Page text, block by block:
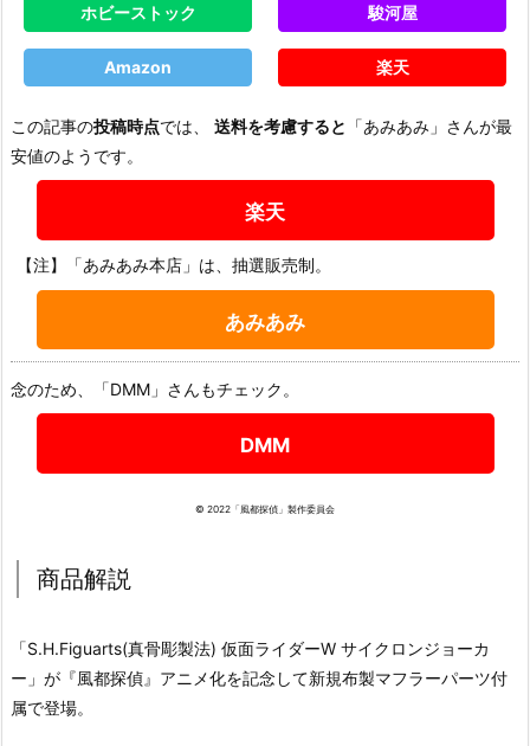
ホビーストック 駿河屋
Amazon 楽天
この記事の投稿時点では、 送料を考慮すると 「あみあみ」さんが最
安値のようです。
楽天
【注】「あみあみ本店」は、抽選販売制。
あみあみ
念のため、「DMM」さんもチェック。
DMM
© 2022「風都探偵」製作委員会
商品解説
「S.H.Figuarts(真骨彫製法) 仮面ライダーW サイクロンジョーカ
ー」が『風都探偵』アニメ化を記念して新規布製マフラーパーツ付
属で登場。